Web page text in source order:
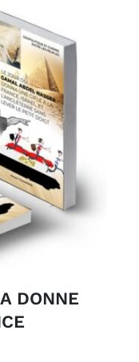
DONNE